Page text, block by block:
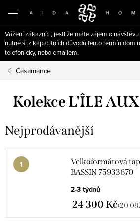
obsah
Vážení zákazníci, jestliže máte zájem o
nutné si z kapacitních důvodů tento termín
telefonicky, nebo emailem.
Casamance
Kolekce L'ÎLE
Nejprodávanější
Velkoformátová
BASSIN 75933670
2-3 týdnů
24 300 Kč(20